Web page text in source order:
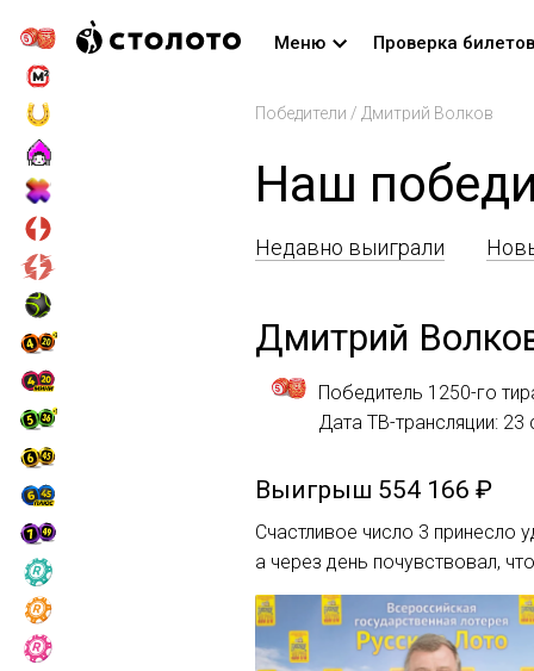
Меню Проверка билетов
Победители / Дмитрий Волков
Наш
Недавно выиграли
Дмитрий
Победитель 1250-го
Дата ТВ-трансляции: 23
Выигрыш 554 166 ₽
Счастливое число 3 принесло
а через день почувствовал,